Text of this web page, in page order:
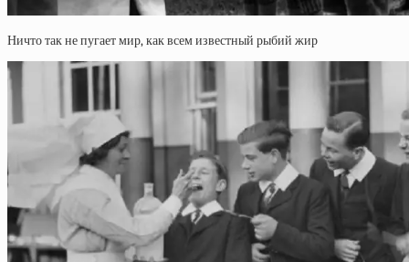
Ничто так не пугает мир, как всем известный рыбий жир